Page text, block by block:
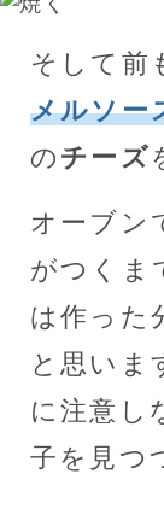
そして前
メルソー
の チーズ
オーブン
がつく
は作った
と思いま
に注意し
子を見つ